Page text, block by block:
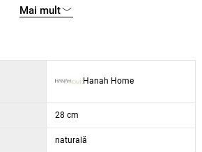
Atlantic
Mai mult
Hanah Home
28 cm
naturală